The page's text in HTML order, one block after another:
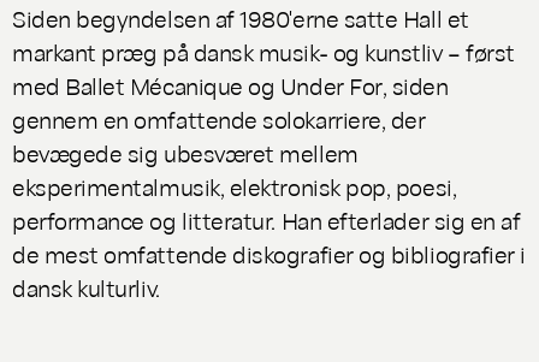
Siden begyndelsen af 1980'erne satte Hall et
markant præg på dansk musik- og kunstliv – først
med Ballet Mécanique og Under For, siden
gennem en omfattende solokarriere, der
bevægede sig ubesværet mellem
eksperimentalmusik, elektronisk pop, poesi,
performance og litteratur. Han efterlader sig en af
de mest omfattende diskografier og bibliografier i
dansk kulturliv.